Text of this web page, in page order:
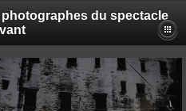
du spectacle